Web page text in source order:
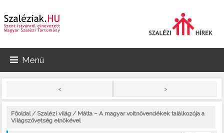
Menü
< >
Főoldal/ Szalézi világ / Málta – A magyar voltnövendékek találkozója a
Világszövetség elnökével